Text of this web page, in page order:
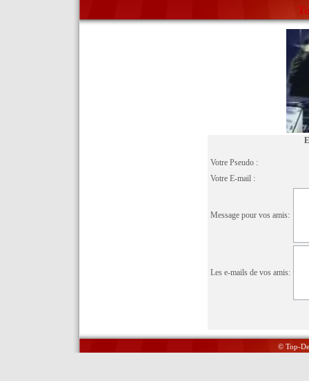
Votre Pseudo :
Votre E-mail :
Message pour vos amis:
Les e-mails de vos amis:
© Top-